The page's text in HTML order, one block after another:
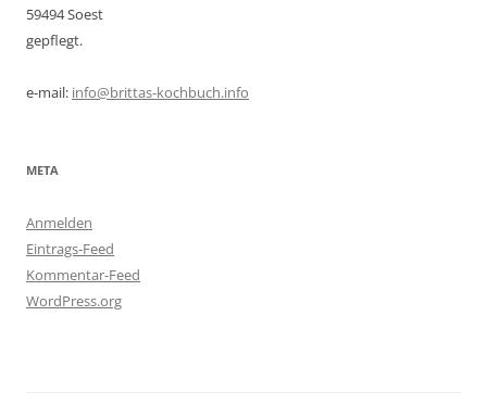
59494 Soest
gepflegt.
e-mail: info@brittas-kochbuch.info
META
Anmelden
Eintrags-Feed
Kommentar-Feed
WordPress.org